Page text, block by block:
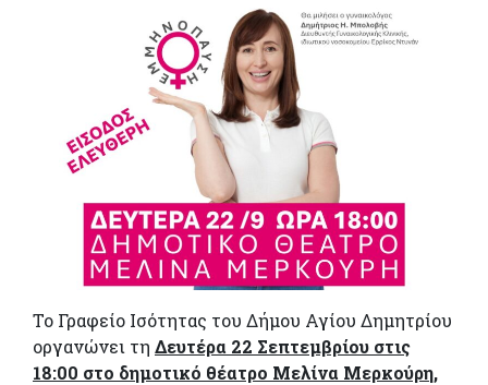
Το Γραφείο Ισότητας του Δήμου Αγίου Δημητρίου
οργανώνει τη Δευτέρα 22 Σεπτεμβρίου στις
18:00 στο δημοτικό θέατρο Μελίνα Μερκούρη,